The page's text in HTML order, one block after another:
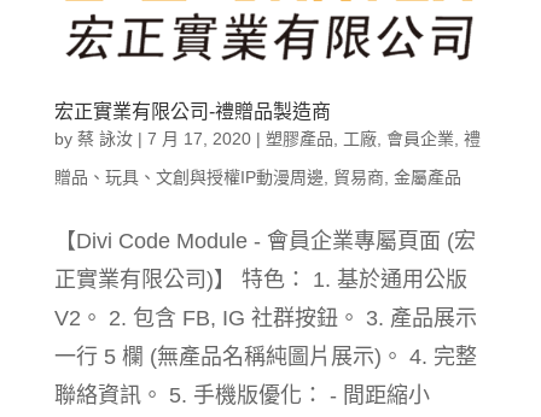
宏正實業有限公司-禮贈品製造商
by 蔡 詠汝| 7 月 17, 2020| 塑膠產品 工廠, 會員企業 禮
贈品、玩具、文創與授權IP動漫周邊
貿易商 金屬產品
【Divi Code Module - 會員企業專屬頁面 (宏
正實業有限公司)】 特色： 1. 基於通用公版
V2。 2. 包含 FB, IG 社群按鈕。 3. 產品展示
一行 5 欄 (無產品名稱純圖片展示)。 4. 完整
聯絡資訊。 5. 手機版優化： - 間距縮小